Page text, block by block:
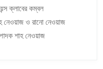
ক্লাবের কম্বল
নেওয়াজ ও রানো নেওয়াজ
শাহ নেওয়াজ